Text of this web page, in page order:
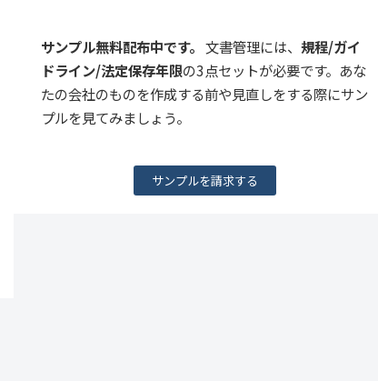
サンプル無料配布中です。 文書管理には、 規程/ガイ
ドライン/法定保存年限の3点セットが必要です。あな
たの会社のものを作成する前や見直しをする際にサン
プルを見てみましょう。
サンプルを請求する